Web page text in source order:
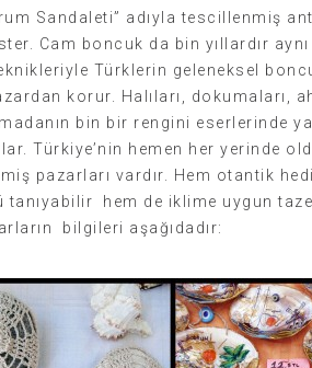
Sandaleti” adıyla tescillenmiş
Cam boncuk da bin yıllardır
Türklerin geleneksel
korur. Halıları, dokumaları,
bin bir rengini eserlerinde
Türkiye’nin hemen her yerinde
pazarları vardır. Hem otantik
tanıyabilir hem de iklime uygun
bilgileri aşağıdadır: